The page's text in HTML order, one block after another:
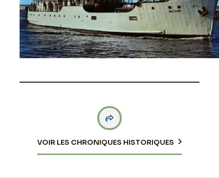

VOIR LES CHRONIQUES HISTORIQUES